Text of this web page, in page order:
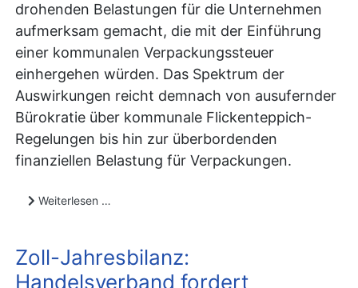
drohenden Belastungen für die Unternehmen
aufmerksam gemacht, die mit der Einführung
einer kommunalen Verpackungssteuer
einhergehen würden. Das Spektrum der
Auswirkungen reicht demnach von ausufernder
Bürokratie über kommunale Flickenteppich-
Regelungen bis hin zur überbordenden
finanziellen Belastung für Verpackungen.
Weiterlesen …
Zoll-Jahresbilanz:
Handelsverband fordert